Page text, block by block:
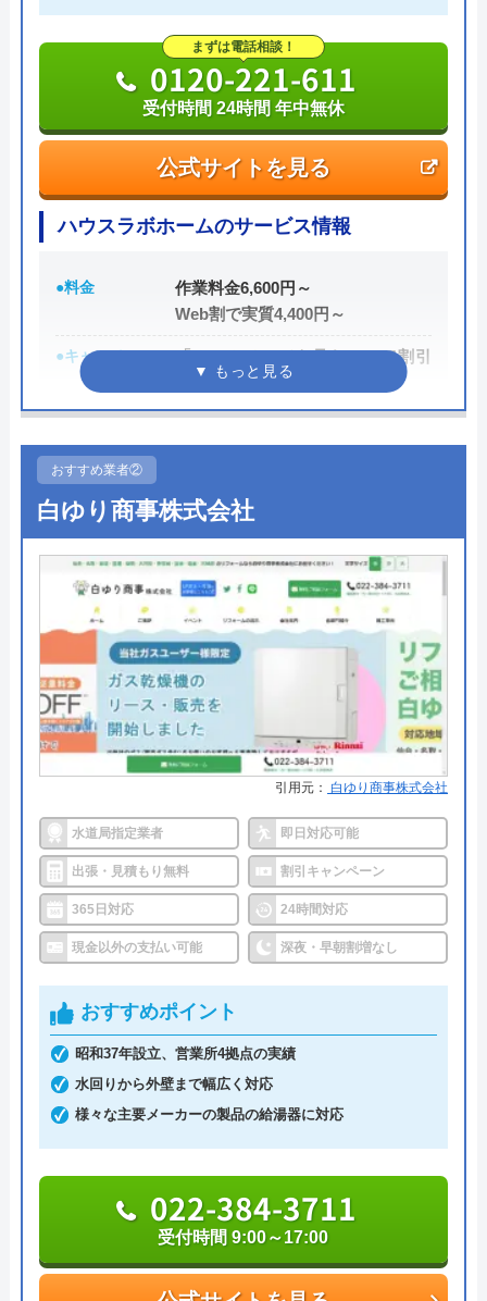
公式サイトを見る
まずは電話相談！
0120-221-611
受付時間 24時間 年中無休
ハウスラボホームのサービス情報
●料金
作業料金6,600円～
Web割で実質4,400円～
●キャンペーン
「ホームページを見た！」で割引
2,000円
●受付時間
●定休日 年中無休
●出張見積もり 出張・見積もり無料
●支払い方法
現金、クレジットカード、コンビ
ニ後払い、QRコード決済
●累計実績
提携先は大手企業との法人契約多
数
●保証・保険
商品保証最長10年・施工保証最長5
年
ハウスラボホームがおすすめの理由
ハウスラボホームは全国各地に拠点を構えている水
道修理業者です。トイレ、キッチン、浴室などの水
まわりトラブル全般に対応しており、作業料金が
6,600円からとお手頃価格で提供をしています。
万が一、水まわりに問題が発生した場合は、最短20
分でお客様の元にスタッフが駆けつけます。出張見
積もりキャンセルは0円、深夜早朝でも割増料金は
一切ありません。業務や知識の習得のために厳しい
自社研修を実施しているため、技術には問題ないよ
トラブルの原因や作業例などが分かりやすく記載さ
おすすめ業者②
白ゆり商事株式会社
引用元： 白ゆり商事株式会社
水道局指定業者 即日対応可能
出張・見積もり無料 割引キャンペーン
365日対応 24時間対応
現金以外の支払い可能 深夜・早朝割増なし
おすすめポイント
昭和37年設立、営業所4拠点の実績
水回りから外壁まで幅広く対応
様々な主要メーカーの製品の給湯器に対応
022-384-3711
受付時間 9:00～17:00